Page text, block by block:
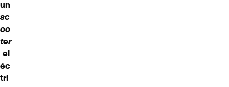
un
sc
oo
ter
el
éc
tri